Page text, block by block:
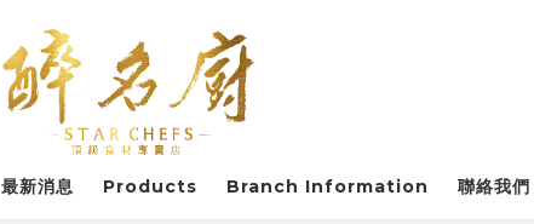
最新消息 Products Branch Information 聯絡我們